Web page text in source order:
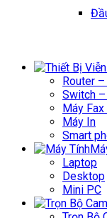
Router
Switch –
Máy
Máy In
Smart
Laptop
Desktop
Mini PC